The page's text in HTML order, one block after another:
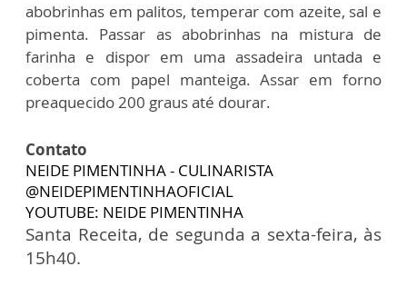
abobrinhas em palitos, temperar com azeite, sal e
pimenta. Passar as abobrinhas na mistura de
farinha e dispor em uma assadeira untada e
coberta com papel manteiga. Assar em forno
preaquecido 200 graus até dourar.
Contato
NEIDE PIMENTINHA - CULINARISTA
@NEIDEPIMENTINHAOFICIAL
YOUTUBE: NEIDE PIMENTINHA
Santa Receita, de segunda a sexta-feira, às
15h40.